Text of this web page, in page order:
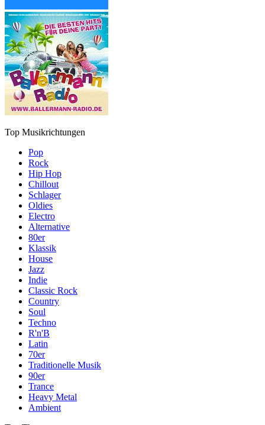
Top Musikrichtungen
Pop
Rock
Hip Hop
Chillout
Schlager
Oldies
Electro
Alternative
80er
Klassik
House
Jazz
Indie
Classic Rock
Country
Soul
Techno
R'n'B
Latin
70er
Traditionelle Musik
90er
Trance
Heavy Metal
Ambient